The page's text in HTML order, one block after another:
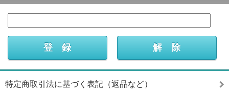
特定商取引法に基づく表記（返品など）